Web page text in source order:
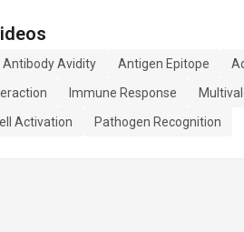
Antibody Avidity Antigen Epitope
Immune Response
Activation Pathogen Recognition